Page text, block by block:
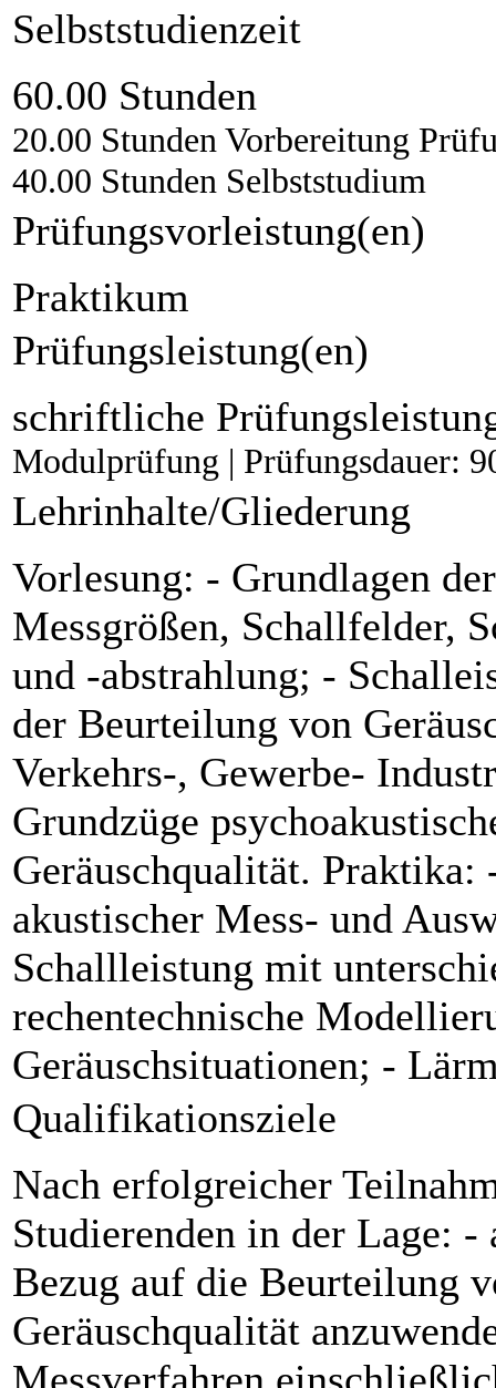
Selbststudienzeit
60.00 Stunden
20.00 Stunden Vorbereitung
40.00 Stunden Selbststudium
Prüfungsvorleistung(en)
Praktikum
Prüfungsleistung(en)
schriftliche
Modulprüfung | Prüfungsdauer:
Lehrinhalte/Gliederung
Vorlesung: - Grundlagen
Messgrößen, Schallfelder,
und -abstrahlung; -
der Beurteilung von
Verkehrs-, Gewerbe-
Grundzüge
Geräuschqualität. Praktika:
akustischer Mess- und
Schallleistung mit
rechentechnische
Geräuschsituationen; -
Qualifikationsziele
Nach erfolgreicher
Studierenden in der Lage:
Bezug auf die Beurteilung
Geräuschqualität